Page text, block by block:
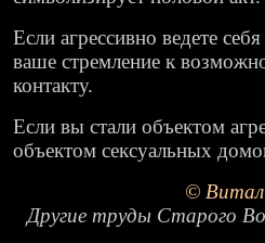
Если агрессивно ведете
ваше стремление к
контакту.
Если вы стали объектом
объектом сексуальных
©
Другие труды Старого